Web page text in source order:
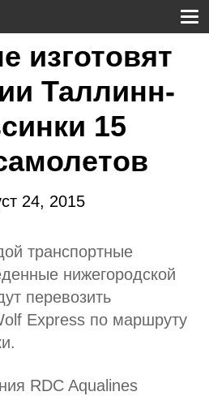
изготовят
Таллинн-
15
24, 2015
транспортные
нижегородской
перевозить
Express по маршруту
RDC Aqualines